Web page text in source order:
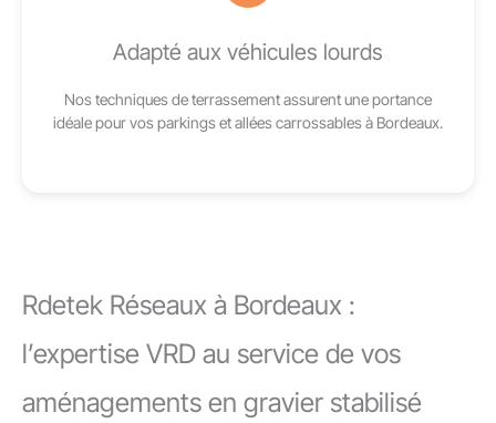
Adapté aux véhicules lourds
Nos techniques de terrassement assurent une portance
idéale pour vos parkings et allées carrossables à Bordeaux.
Rdetek Réseaux à Bordeaux :
l’expertise VRD au service de vos
aménagements en gravier stabilisé